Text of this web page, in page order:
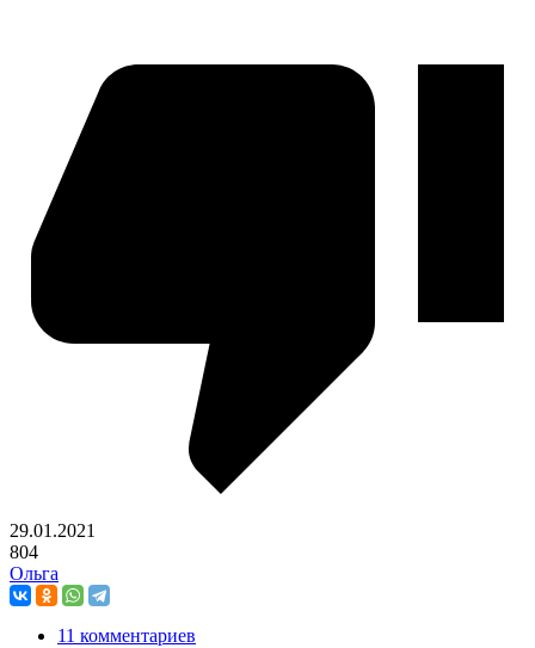
29.01.2021
804
Ольга
11 комментариев